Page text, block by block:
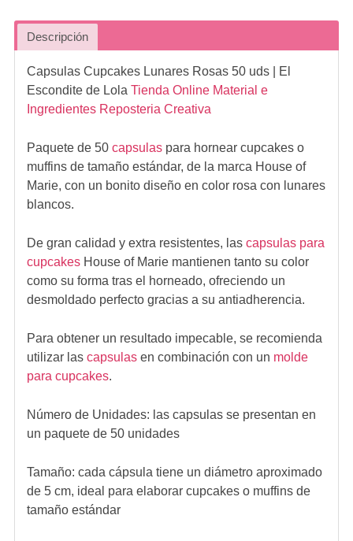
Descripción
Capsulas Cupcakes Lunares Rosas 50 uds| El
Escondite de Lola Tienda Online Material e
Ingredientes Reposteria Creativa
Paquete de 50 capsulaspara hornear cupcakes o
muffins de tamaño estándar, de la marca House of
Marie, con un bonito diseño en color rosa con lunares
blancos.
De gran calidad y extra resistentes, las capsulas para
cupcakesHouse of Marie mantienen tanto su color
como su forma tras el horneado, ofreciendo un
desmoldado perfecto gracias a su antiadherencia.
Para obtener un resultado impecable, se recomienda
utilizar las capsulasen combinación con un molde
para cupcakes.
Número de Unidades: las capsulas se presentan en
un paquete de 50 unidades
Tamaño: cada cápsula tiene un diámetro aproximado
de 5 cm, ideal para elaborar cupcakes o muffins de
tamaño estándar